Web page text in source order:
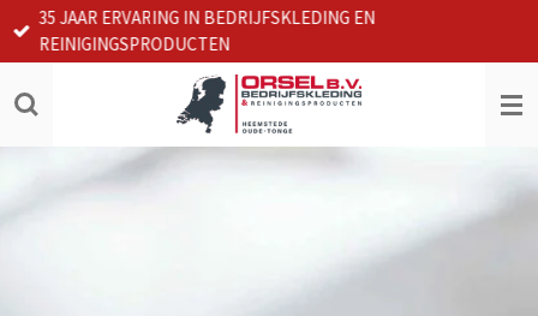
Ga
direct
de
35 JAAR ERVARING IN BEDRIJFSKLEDING EN
REINIGINGSPRODUCTEN